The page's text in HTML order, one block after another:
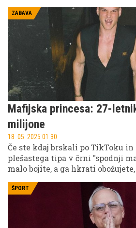
ZABAVA
Mafijska princesa: 27-
milijone
18. 05. 2025 01.30
Če ste kdaj brskali po TikToku
plešastega tipa v črni "spodnji
malo bojite, a ga hkrati
ŠPORT